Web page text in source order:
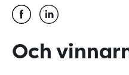
Och